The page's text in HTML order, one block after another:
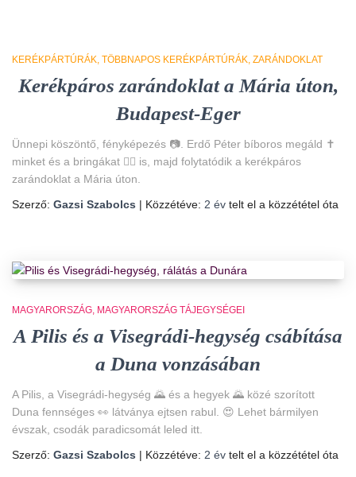
KERÉKPÁRTÚRÁK TÖBBNAPOS KERÉKPÁRTÚRÁK ZARÁNDOKLAT
Kerékpáros zarándoklat a Mária úton,
Budapest-Eger
Ünnepi köszöntő, fényképezés 📷. Erdő Péter bíboros megáld ✝️
minket és a bringákat 🚴‍♀️ is, majd folytatódik a kerékpáros
zarándoklat a Mária úton.
Szerző: Gazsi Szabolcs | Közzétéve: 2 év telt el a közzététel óta
MAGYARORSZÁG MAGYARORSZÁG TÁJEGYSÉGEI
A Pilis és a Visegrádi-hegység csábítása
a Duna vonzásában
A Pilis, a Visegrádi-hegység 🌄 és a hegyek 🌄 közé szorított
Duna fennséges 👀 látványa ejtsen rabul. 😍 Lehet bármilyen
évszak, csodák paradicsomát leled itt.
Szerző: Gazsi Szabolcs | Közzétéve: 2 év telt el a közzététel óta